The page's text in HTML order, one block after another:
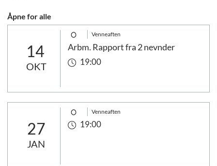
Åpne for alle
14
OKT
Venneaften
Arbm. Rapport fra 2 nevnder
19:00
27
JAN
Venneaften
19:00